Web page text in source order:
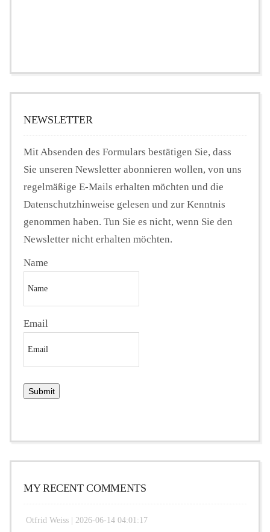
NEWSLETTER
Mit Absenden des Formulars bestätigen Sie, dass
Sie unseren Newsletter abonnieren wollen, von uns
regelmäßige E-Mails erhalten möchten und die
Datenschutzhinweise gelesen und zur Kenntnis
genommen haben. Tun Sie es nicht, wenn Sie den
Newsletter nicht erhalten möchten.
Name
Email
MY RECENT COMMENTS
Otfrid Weiss | 2026-06-14 04:01:17